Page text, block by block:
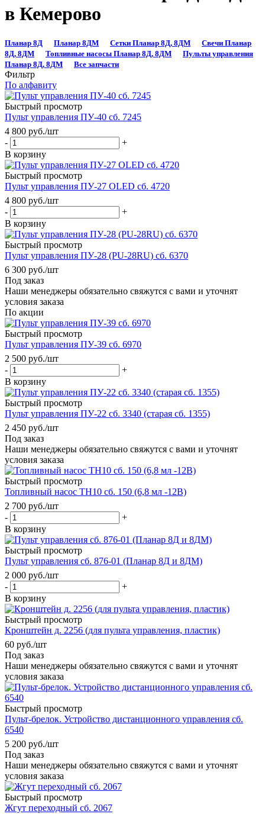
в Кемерово
Планар 8Д Планар 8ДМ Сетки Планар 8Д, 8ДМ
Свечи Планар
8Д, 8ДМ
Топливные насосы Планар 8Д, 8ДМ
Пульты управления
Планар 8Д, 8ДМ
Все запчасти
Фильтр
По алфавиту
Быстрый просмотр
Пульт управления ПУ-40 сб. 7245
4 800 руб./шт
-
+
В корзину
Быстрый просмотр
Пульт управления ПУ-27 OLED сб. 4720
4 800 руб./шт
-
+
В корзину
Быстрый просмотр
Пульт управления ПУ-28 (PU-28RU) сб. 6370
6 300 руб./шт
Под заказ
Наши менеджеры обязательно свяжутся с вами и уточнят
условия заказа
По акции
Быстрый просмотр
Пульт управления ПУ-39 сб. 6970
2 500 руб./шт
-
+
В корзину
Быстрый просмотр
Пульт управления ПУ-22 сб. 3340 (старая сб. 1355)
2 450 руб./шт
Под заказ
Наши менеджеры обязательно свяжутся с вами и уточнят
условия заказа
Быстрый просмотр
Топливный насос ТН10 сб. 150 (6,8 мл -12В)
2 700 руб./шт
-
+
В корзину
Быстрый просмотр
Пульт управления сб. 876-01 (Планар 8Д и 8ДМ)
2 000 руб./шт
-
+
В корзину
Быстрый просмотр
Кронштейн д. 2256 (для пульта управления, пластик)
60 руб./шт
Под заказ
Наши менеджеры обязательно свяжутся с вами и уточнят
условия заказа
Быстрый просмотр
Пульт-брелок. Устройство дистанционного управления сб.
6540
5 200 руб./шт
Под заказ
Наши менеджеры обязательно свяжутся с вами и уточнят
условия заказа
Быстрый просмотр
Жгут переходный сб. 2067